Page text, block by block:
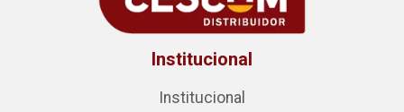
Institucional
Institucional